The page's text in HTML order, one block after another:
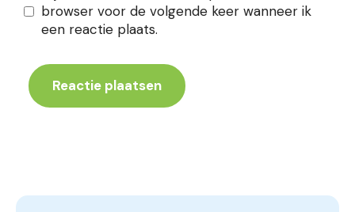
browser voor de volgende keer wanneer ik
een reactie plaats.